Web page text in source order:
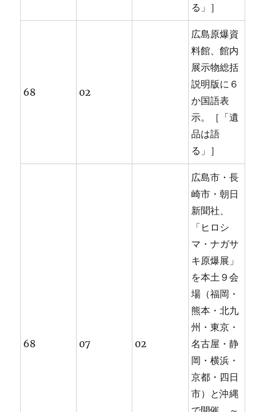
る」］
68 02
広島原爆資
料館、館内
展示物総括
説明版に６
か国語表
示。［「遺
品は語
る」］
68 07 02
広島市・長
崎市・朝日
新聞社、
「ヒロシ
マ・ナガサ
キ原爆展」
を本土９会
場（福岡・
熊本・北九
州・東京・
名古屋・静
岡・横浜・
京都・四日
市）と沖縄